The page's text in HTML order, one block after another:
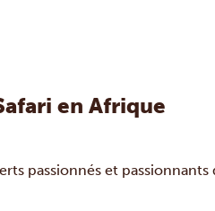
en Afrique
passionnés et passionnants